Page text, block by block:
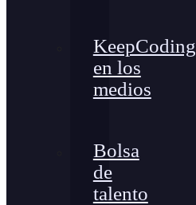
KeepCoding
en los
medios
Bolsa
de
talento